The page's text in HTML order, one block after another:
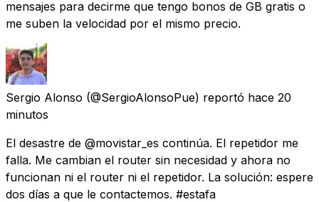
mensajes para decirme que tengo bonos de GB gratis o
me suben la velocidad por el mismo precio.
Sergio Alonso (@SergioAlonsoPue) reportó hace 20
minutos
El desastre de @movistar_es continúa. El repetidor me
falla. Me cambian el router sin necesidad y ahora no
funcionan ni el router ni el repetidor. La solución: espere
dos días a que le contactemos. #estafa